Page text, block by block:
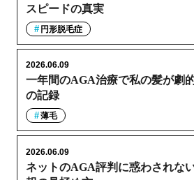
スピードの真実
円形脱毛症
一年間のAGA治療で私の髪が劇
の記録
2026.06.09
薄毛
ネットのAGA評判に惑わされな
2026.06.09